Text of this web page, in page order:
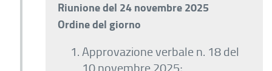
Riunione del 24 novembre 2025
Ordine del giorno
Approvazione verbale n. 18 del
10 novembre 2025;